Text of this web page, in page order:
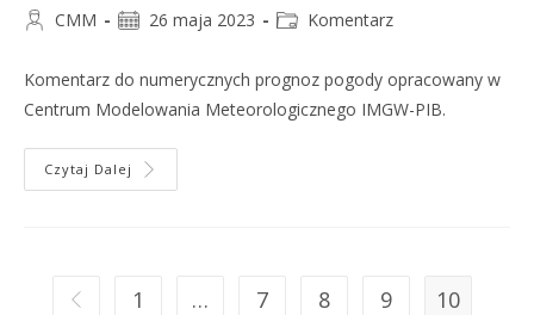
CMM 26 maja 2023 Komentarz
Komentarz do numerycznych prognoz pogody opracowany w
Centrum Modelowania Meteorologicznego IMGW-PIB.
Czytaj Dalej
1 … 7 8 9
10